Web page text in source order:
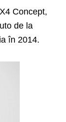
Concept,
de la
în 2014.